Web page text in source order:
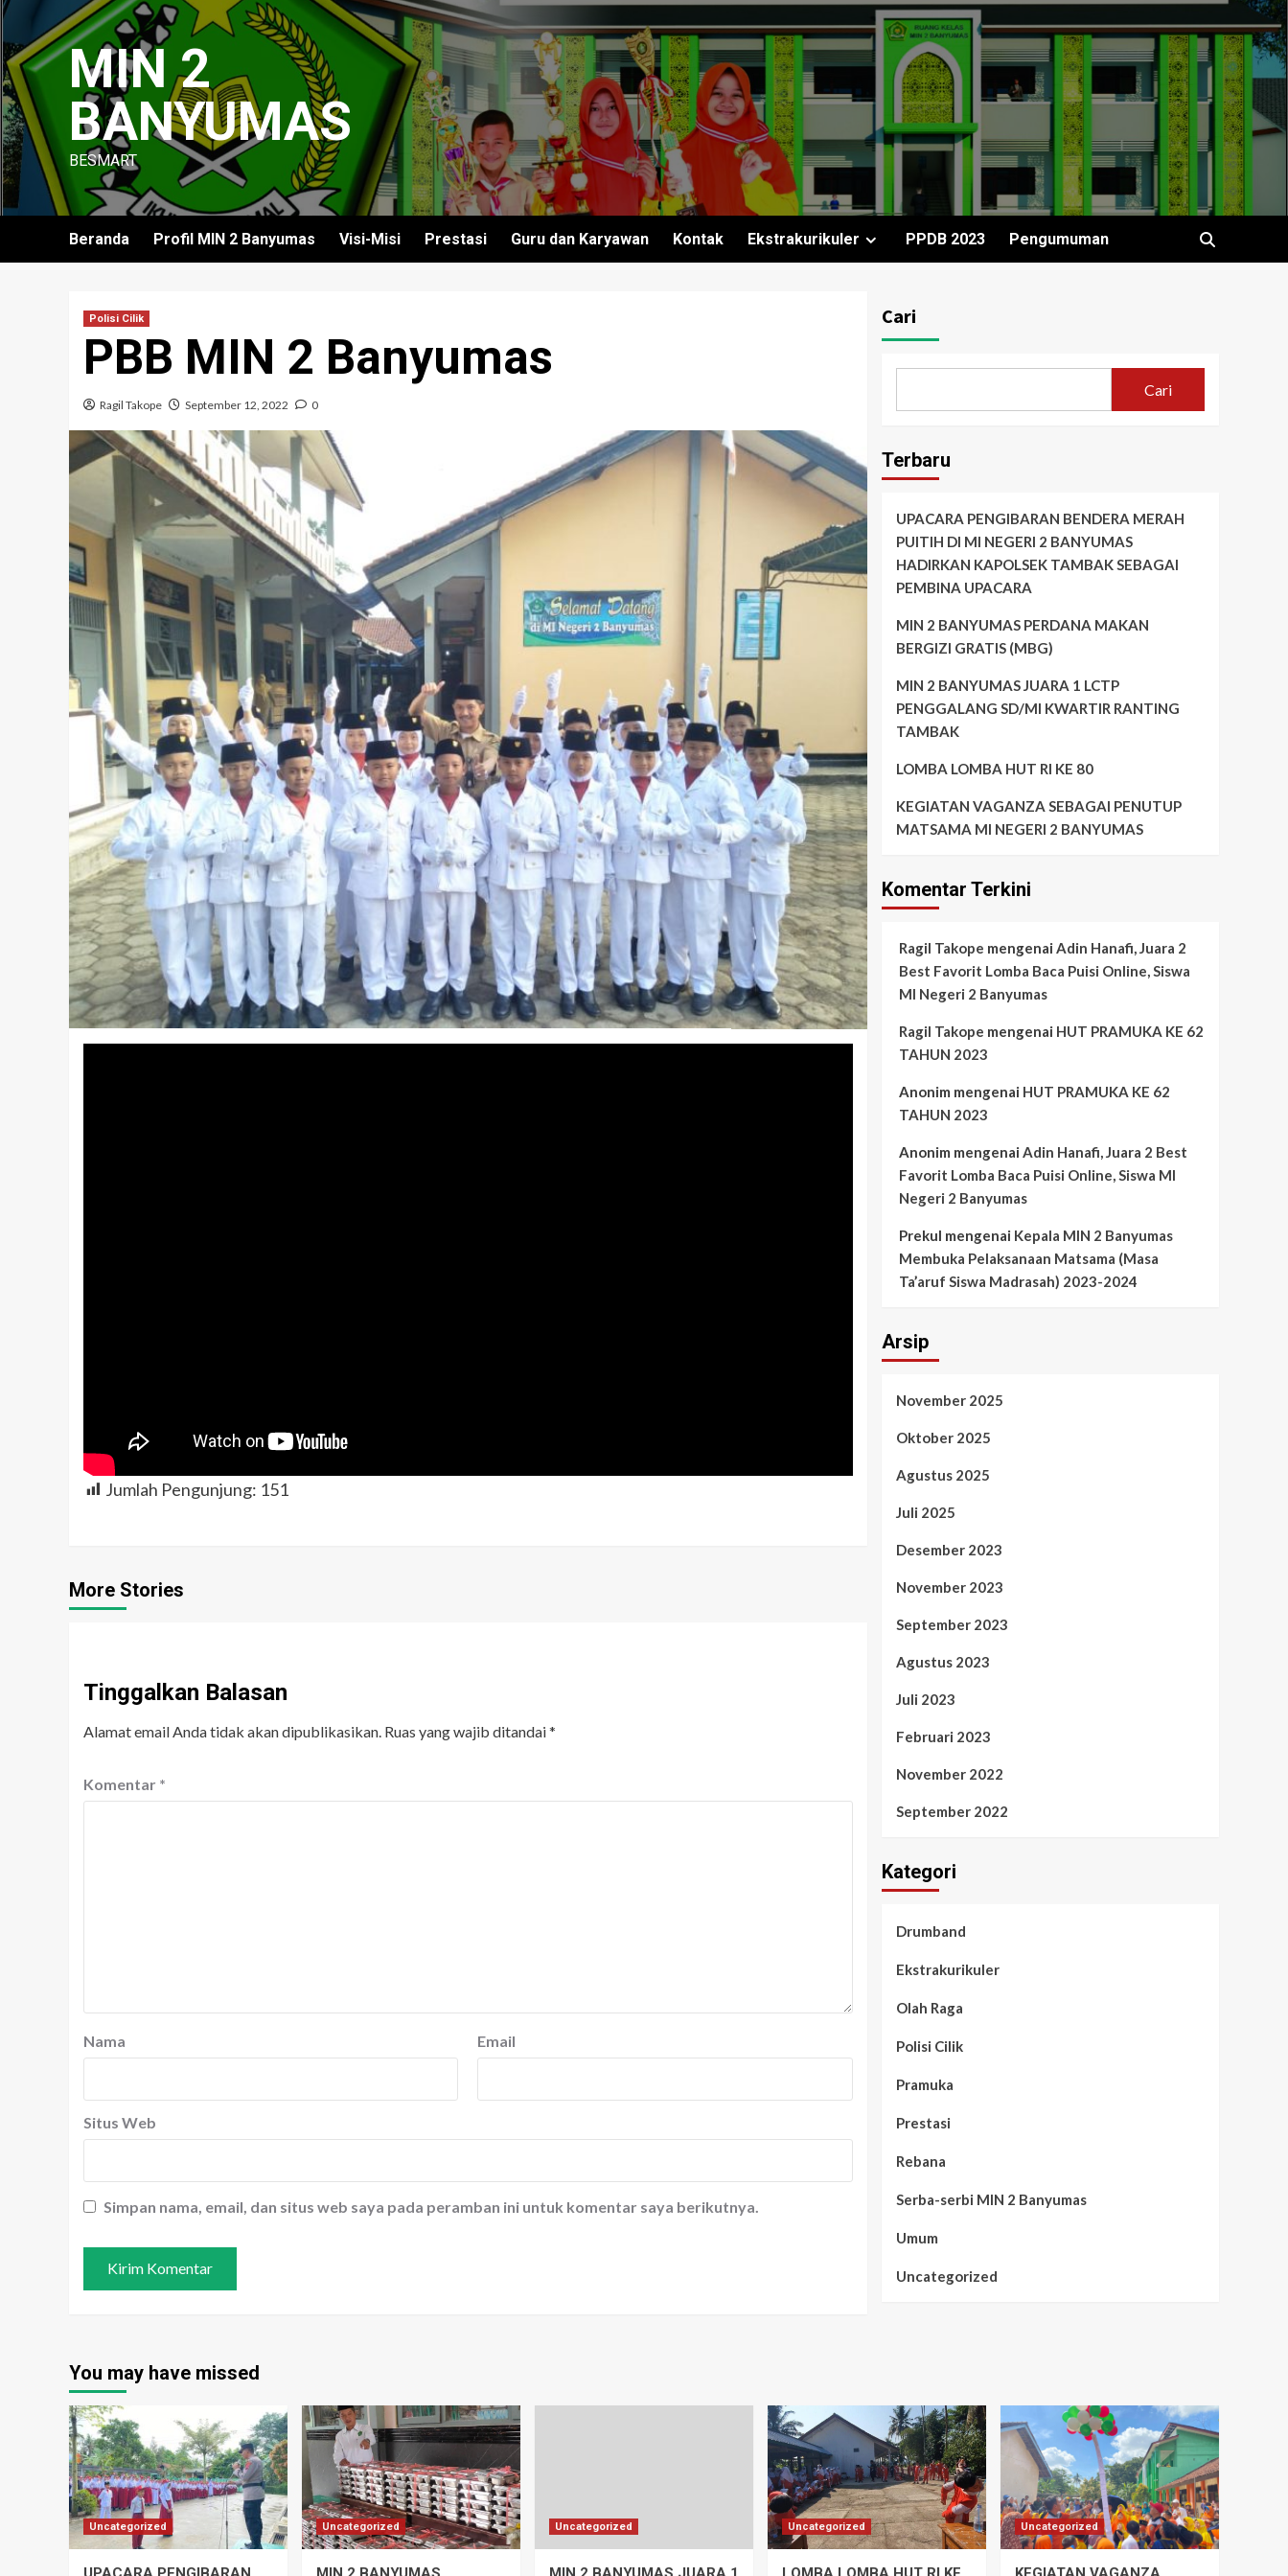
Skip
content
MIN 2
BANYUMAS
BESMART
Beranda Profil MIN 2 Banyumas Visi-Misi Prestasi Guru dan Karyawan Kontak Ekstrakurikuler PPDB 2023 Pengumuman
Polisi Cilik
PBB MIN 2 Banyumas
Ragil Takope September 12, 2022 0
Jumlah Pengunjung: 151
More Stories
Tinggalkan Balasan
Alamat email Anda tidak akan dipublikasikan. Ruas yang wajib ditandai*
Komentar *
Nama Email
Situs Web
Simpan nama, email, dan situs web saya pada peramban ini untuk komentar saya berikutnya.
Cari
Cari
Terbaru
UPACARA PENGIBARAN BENDERA MERAH
PUITIH DI MI NEGERI 2 BANYUMAS
HADIRKAN KAPOLSEK TAMBAK SEBAGAI
PEMBINA UPACARA
MIN 2 BANYUMAS PERDANA MAKAN
BERGIZI GRATIS (MBG)
MIN 2 BANYUMAS JUARA 1 LCTP
PENGGALANG SD/MI KWARTIR RANTING
TAMBAK
LOMBA LOMBA HUT RI KE 80
KEGIATAN VAGANZA SEBAGAI PENUTUP
MATSAMA MI NEGERI 2 BANYUMAS
Komentar Terkini
Ragil Takope mengenai Adin Hanafi, Juara 2
Best Favorit Lomba Baca Puisi Online, Siswa
MI Negeri 2 Banyumas
Ragil Takope mengenai HUT PRAMUKA KE 62
TAHUN 2023
Anonim mengenai HUT PRAMUKA KE 62
TAHUN 2023
Anonim mengenai Adin Hanafi, Juara 2 Best
Favorit Lomba Baca Puisi Online, Siswa MI
Negeri 2 Banyumas
Prekul mengenai Kepala MIN 2 Banyumas
Membuka Pelaksanaan Matsama (Masa
Ta’aruf Siswa Madrasah) 2023-2024
Arsip
November 2025
Oktober 2025
Agustus 2025
Juli 2025
Desember 2023
November 2023
September 2023
Agustus 2023
Juli 2023
Februari 2023
November 2022
September 2022
Kategori
Drumband
Ekstrakurikuler
Olah Raga
Polisi Cilik
Pramuka
Prestasi
Rebana
Serba-serbi MIN 2 Banyumas
Umum
Uncategorized
You may have missed
Uncategorized Uncategorized Uncategorized Uncategorized Uncategorized